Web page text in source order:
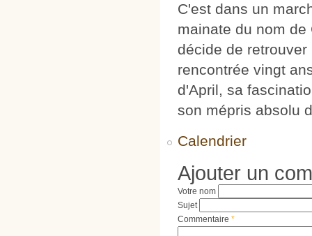
C'est dans un
mainate du nom
décide de
rencontrée vingt
d'April, sa
son mépris absolu
Calendrier
Ajouter un
Votre nom
Sujet
Commentaire *